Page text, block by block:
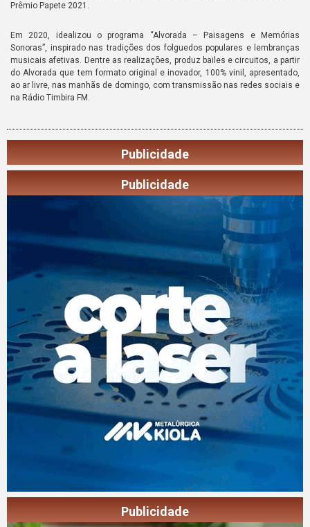
Prêmio Papete 2021.
Em 2020, idealizou o programa “Alvorada – Paisagens e Memórias
Sonoras”, inspirado nas tradições dos folguedos populares e lembranças
musicais afetivas. Dentre as realizações, produz bailes e circuitos, a partir
do Alvorada que tem formato original e inovador, 100% vinil, apresentado,
ao ar livre, nas manhãs de domingo, com transmissão nas redes sociais e
na Rádio Timbira FM.
Publicidade
Publicidade
Publicidade